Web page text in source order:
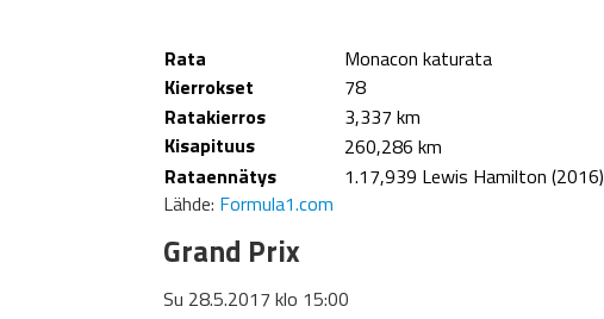
Rata
Monacon katurata
Kierrokset
78
Ratakierros
3,337 km
Kisapituus
260,286 km
Rataennätys
1.17,939 Lewis Hamilton (2016)
Lähde: Formula1.com
Grand Prix
Su 28.5.2017 klo 15:00